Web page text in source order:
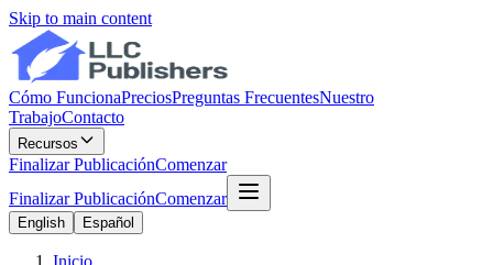
Skip to main content
Cómo FuncionaPreciosPreguntas FrecuentesNuestro
TrabajoContacto
Recursos
Finalizar PublicaciónComenzar
Finalizar PublicaciónComenzar
English Español
Inicio